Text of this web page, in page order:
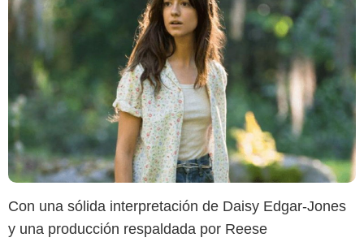
Con una sólida interpretación de Daisy Edgar-Jones
y una producción respaldada por Reese